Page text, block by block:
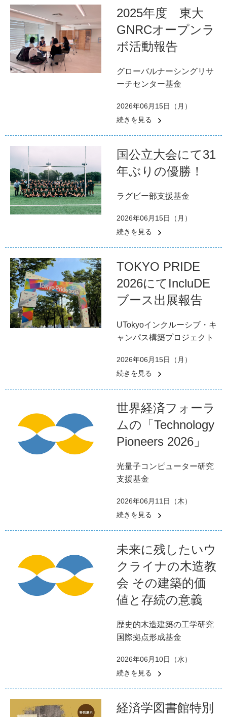
2025年度 東大
GNRCオープンラ
ボ活動報告
グローバルナーシングリサ
ーチセンター基金
2026年06月15日（月）
続きを見る
国公立大会にて31
年ぶりの優勝！
ラグビー部支援基金
2026年06月15日（月）
続きを見る
TOKYO PRIDE
2026にてIncluDE
ブース出展報告
UTokyoインクルーシブ・キ
ャンパス構築プロジェクト
2026年06月15日（月）
続きを見る
世界経済フォーラ
ムの「Technology
Pioneers 2026」
光量子コンピューター研究
支援基金
2026年06月11日（木）
続きを見る
未来に残したいウ
クライナの木造教
会 その建築的価
値と存続の意義
歴史的木造建築の工学研究
国際拠点形成基金
2026年06月10日（水）
続きを見る
経済学図書館特別